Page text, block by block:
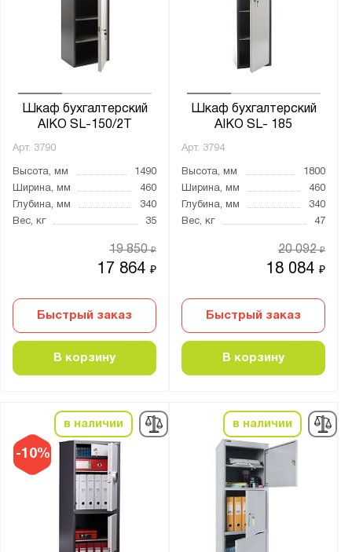
Шкаф бухгалтерский
AIKO SL-150/2Т
Арт. 3790
Высота, мм
1490
Ширина, мм
460
Глубина, мм
340
Вес, кг
35
17 864₽
19 850₽
Быстрый заказ
В корзину
Шкаф бухгалтерский
AIKO SL- 185
Арт. 3794
Высота, мм
1800
Ширина, мм
460
Глубина, мм
340
Вес, кг
47
18 084₽
20 092₽
Быстрый заказ
В корзину
-10%
в наличии в наличии